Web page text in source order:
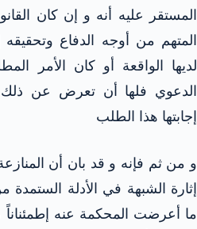
المستقر عليه أنه و إن كان
المتهم من أوجه الدفاع
لديها الواقعة أو كان الأمر
الدعوي فلها أن تعرض عن
إجابتها هذا الطلب
و من ثم فإنه و قد بان أن
إثارة الشبهة في الأدلة
ما أعرضت المحكمة عنه إطمئناناً